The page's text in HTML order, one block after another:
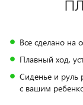
Все сделано на
Плавный ход,
Сиденье и руль
с вашим